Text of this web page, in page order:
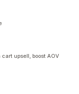
upsell, boost AOV